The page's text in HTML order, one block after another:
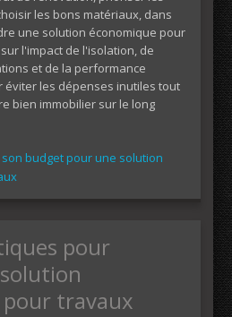
les bons matériaux, dans
une solution économique pour
l'impact de l'isolation, de
et de la performance
éviter les dépenses inutiles tout
bien immobilier sur le long
budget pour une solution
pour
travaux